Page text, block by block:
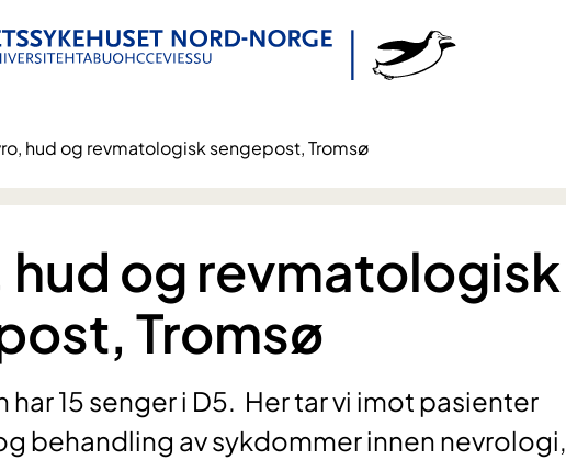
hud og revmatologisk sengepost, Tromsø
hud og revmatologisk
Tromsø
15 senger i D5. Her tar vi imot pasienter
behandling av sykdommer innen nevrologi,